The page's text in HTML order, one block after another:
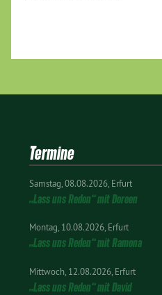
Termine
Samstag 08.08.2026 Erfurt
„Lass uns Reden“ mit Doreen
Montag 10.08.2026 Erfurt
„Lass uns Reden“ mit Ramona
Mittwoch 12.08.2026 Erfurt
„Lass uns Reden“ mit David